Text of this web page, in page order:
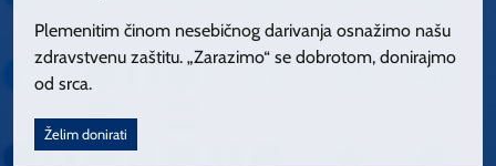
Plemenitim činom nesebičnog darivanja osnažimo našu
zdravstvenu zaštitu. „Zarazimo“ se dobrotom, donirajmo
od srca.
Želim donirati